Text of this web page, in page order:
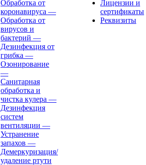
Обработка от
коронавируса —
Обработка от
вирусов и
бактерий —
Дезинфекция от
грибка —
Озонирование
—
Санитарная
обработка и
чистка кулера —
Дезинфекция
систем
вентиляции —
Устранение
запахов —
Демеркуризация/
удаление ртути
Лицензии и
сертификаты
Реквизиты